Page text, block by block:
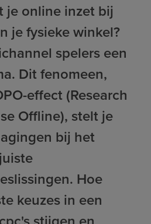
je online inzet bij
je fysieke winkel?
spelers een
Dit fenomeen,
effect (Research
Offline), stelt je
bij het
Hoe
keuzes in een